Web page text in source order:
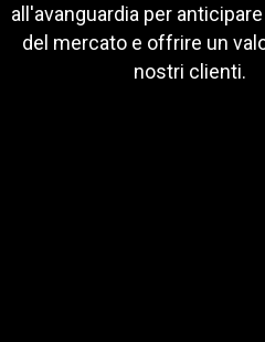
all'avanguardia per
del mercato e offrire un
nostri clienti.